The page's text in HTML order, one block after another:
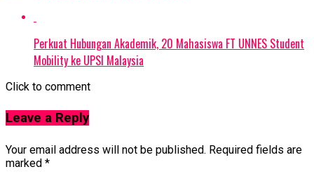
Perkuat Hubungan Akademik, 20 Mahasiswa FT UNNES Student
Mobility ke UPSI Malaysia
Click to comment
Leave a Reply
Your email address will not be published. Required fields are
marked *